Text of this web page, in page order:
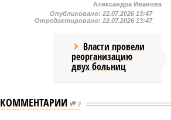
Александра Иванова
Опубликовано: 22.07.2026 13:47
Отредактировано: 22.07.2026 13:47
Власти провели
реорганизацию
двух больниц
КОММЕНТАРИИ 0